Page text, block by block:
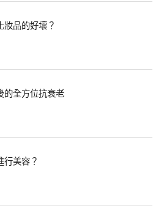
妝品的好壞？
的全方位抗衰老
行美容？